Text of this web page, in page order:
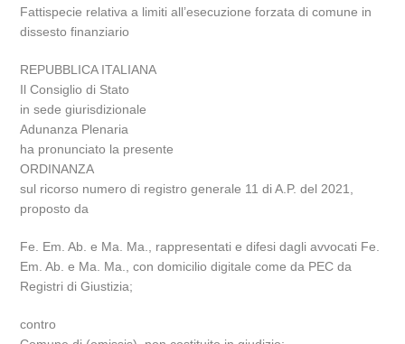
Fattispecie relativa a limiti all’esecuzione forzata di comune in
dissesto finanziario
REPUBBLICA ITALIANA
Il Consiglio di Stato
in sede giurisdizionale
Adunanza Plenaria
ha pronunciato la presente
ORDINANZA
sul ricorso numero di registro generale 11 di A.P. del 2021,
proposto da
Fe. Em. Ab. e Ma. Ma., rappresentati e difesi dagli avvocati Fe.
Em. Ab. e Ma. Ma., con domicilio digitale come da PEC da
Registri di Giustizia;
contro